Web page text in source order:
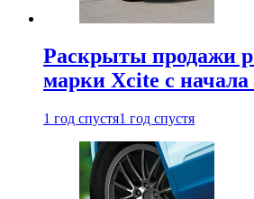
Раскрыты продажи
марки Xcite с начала
1 год спустя1 год спустя